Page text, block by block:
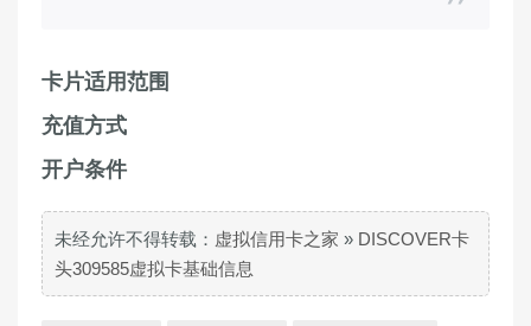
卡片适用范围
充值方式
开户条件
未经允许不得转载： 虚拟信用卡之家 » DISCOVER卡
头309585虚拟卡基础信息